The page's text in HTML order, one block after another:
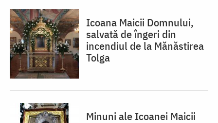
Icoana Maicii Domnului,
salvată de îngeri din
incendiul de la Mănăstirea
Tolga
Minuni ale Icoanei Maicii